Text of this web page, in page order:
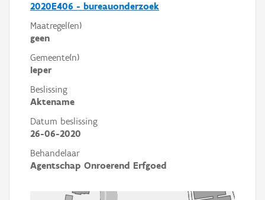
2020E406 - bureauonderzoek
Maatregel(en)
geen
Gemeente(n)
Ieper
Beslissing
Aktename
Datum beslissing
26-06-2020
Behandelaar
Agentschap Onroerend Erfgoed